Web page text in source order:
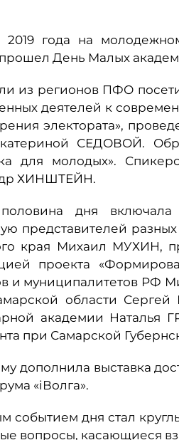
года на
День Малых
из регионов ПФО
деятелей к
электората»,
СЕДОВОЙ.
для молодых».
ХИНШТЕЙН.
дня
представителей
края Михаил МУХИН,
проекта
и муниципалитетов РФ
области
академии Наталья
при Самарской
дополнила выставка
«iВолга».
событием дня стал
вопросы, касающиеся